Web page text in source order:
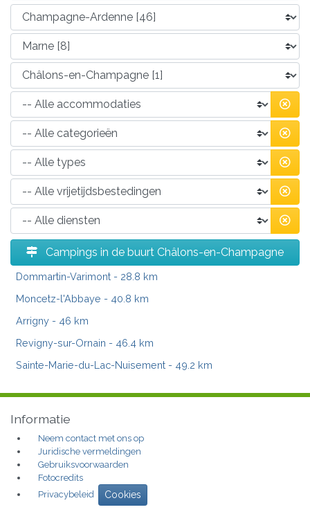
Campings in de buurt Châlons-en-Champagne
Dommartin-Varimont - 28.8 km
Moncetz-l'Abbaye - 40.8 km
Arrigny - 46 km
Revigny-sur-Ornain - 46.4 km
Sainte-Marie-du-Lac-Nuisement - 49.2 km
Informatie
Neem contact met ons op
Juridische vermeldingen
Gebruiksvoorwaarden
Fotocredits
Privacybeleid
Cookies